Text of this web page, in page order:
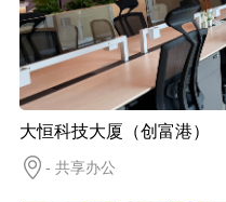
大恒科技大厦（创富港）
- 共享办公